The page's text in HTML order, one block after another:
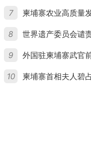
7
8
9
10